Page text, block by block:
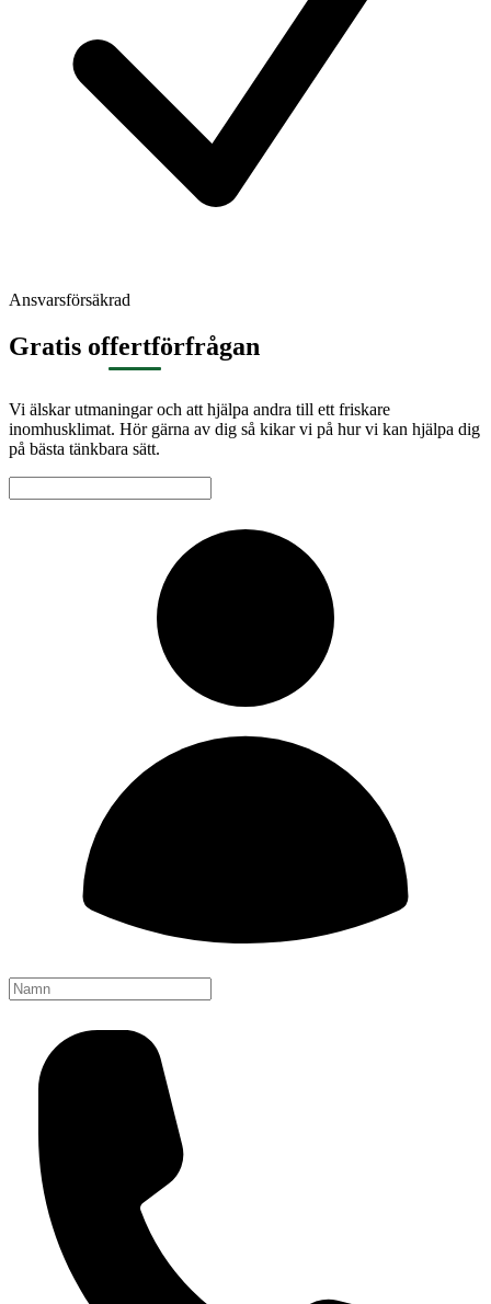
Ansvarsförsäkrad
Gratis offertförfrågan
Vi älskar utmaningar och att hjälpa andra till ett friskare
inomhusklimat. Hör gärna av dig så kikar vi på hur vi kan hjälpa dig
på bästa tänkbara sätt.